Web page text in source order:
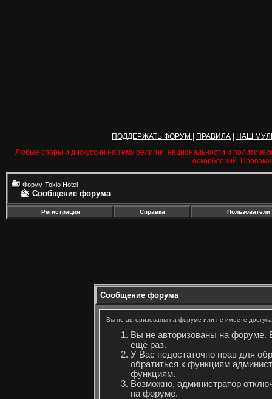
ПОДДЕРЖАТЬ ФОРУМ ПРАВИЛА
НАШ
Любые споры и дискуссии на тему религии, национальности и
оскорблений.
Форум Tokio Hotel
Сообщение форума
Регистрация Справка Пользователи
Сообщение форума
Вы не авторизованы на форуме или не имеете
Вы не авторизованы на форуме.
ещё раз.
У Вас недостаточно прав для
обратиться к функциям
функциям.
Возможно, администратор
на форуме.